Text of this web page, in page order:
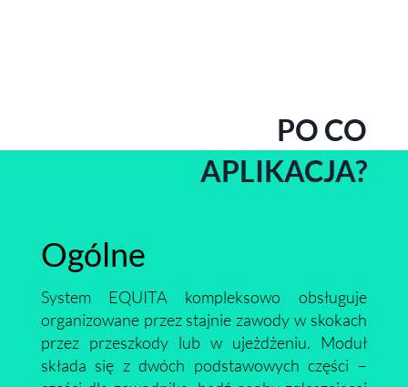
PO CO
APLIKACJA?
Ogólne
System EQUITA kompleksowo obsługuje
organizowane przez stajnie zawody w skokach
przez przeszkody lub w ujeżdżeniu. Moduł
składa się z dwóch podstawowych części –